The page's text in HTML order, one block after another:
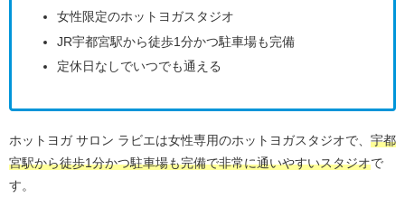
女性限定のホットヨガスタジオ
JR宇都宮駅から徒歩1分かつ駐車場も完備
定休日なしでいつでも通える
ホットヨガ サロン ラビエは女性専用のホットヨガスタジオで、 宇都
宮駅から徒歩1分かつ駐車場も完備で非常に通いやすいスタジオで
す。